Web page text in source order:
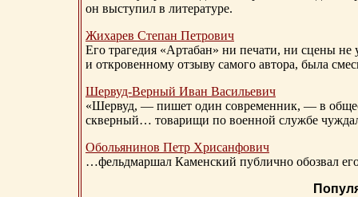
он выступил в литературе.
Жихарев Степан Петрович
Его трагедия «Артабан» ни печати, ни сцены
и откровенному отзыву самого автора, была
Шервуд-Верный Иван Васильевич
«Шервуд, — пишет один современник, — в
скверный… товарищи по военной службе
Обольянинов Петр Хрисанфович
…фельдмаршал Каменский публично обозвал